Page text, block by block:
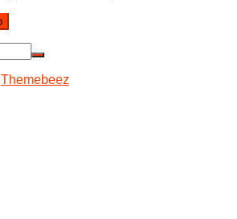
Themebeez